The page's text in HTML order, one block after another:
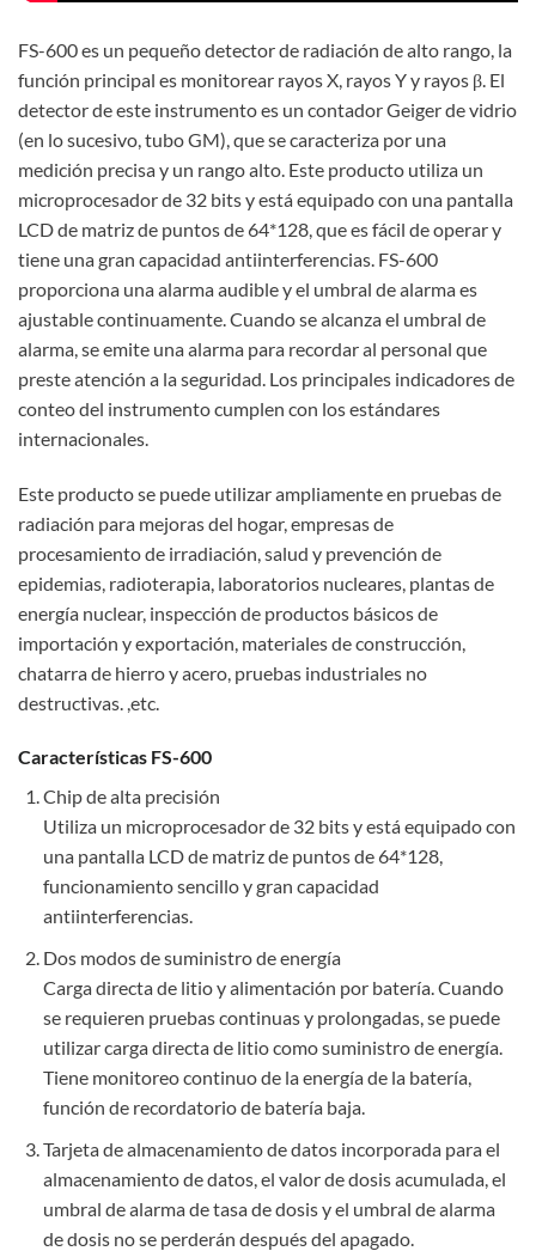
FS-600 es un pequeño detector de radiación de alto rango, la
función principal es monitorear rayos X, rayos Y y rayos β. El
detector de este instrumento es un contador Geiger de vidrio
(en lo sucesivo, tubo GM), que se caracteriza por una
medición precisa y un rango alto. Este producto utiliza un
microprocesador de 32 bits y está equipado con una pantalla
LCD de matriz de puntos de 64*128, que es fácil de operar y
tiene una gran capacidad antiinterferencias. FS-600
proporciona una alarma audible y el umbral de alarma es
ajustable continuamente. Cuando se alcanza el umbral de
alarma, se emite una alarma para recordar al personal que
preste atención a la seguridad. Los principales indicadores de
conteo del instrumento cumplen con los estándares
internacionales.
Este producto se puede utilizar ampliamente en pruebas de
radiación para mejoras del hogar, empresas de
procesamiento de irradiación, salud y prevención de
epidemias, radioterapia, laboratorios nucleares, plantas de
energía nuclear, inspección de productos básicos de
importación y exportación, materiales de construcción,
chatarra de hierro y acero, pruebas industriales no
destructivas. ,etc.
Características FS-600
Chip de alta precisión
Utiliza un microprocesador de 32 bits y está equipado con
una pantalla LCD de matriz de puntos de 64*128,
funcionamiento sencillo y gran capacidad
antiinterferencias.
Dos modos de suministro de energía
Carga directa de litio y alimentación por batería. Cuando
se requieren pruebas continuas y prolongadas, se puede
utilizar carga directa de litio como suministro de energía.
Tiene monitoreo continuo de la energía de la batería,
función de recordatorio de batería baja.
Tarjeta de almacenamiento de datos incorporada para el
almacenamiento de datos, el valor de dosis acumulada, el
umbral de alarma de tasa de dosis y el umbral de alarma
de dosis no se perderán después del apagado.